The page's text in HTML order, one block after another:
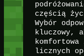
częścią
Wybór
kluczowy,
komfortowa
licznych